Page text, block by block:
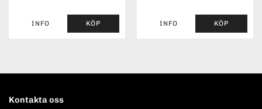
INFO KÖP INFO KÖP
Kontakta oss